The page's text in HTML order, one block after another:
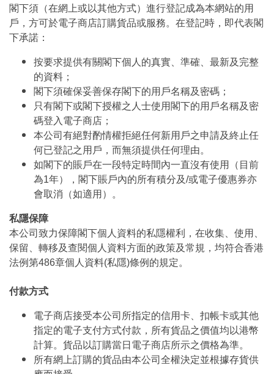
閣下須（在網上或以其他方式）進行登記成為本網站的用
戶，方可於電子商店訂購貨品或服務。在登記時，即代表閣
下承諾：
按要求提供有關閣下個人的真實、準確、最新及完整
的資料；
閣下須確保妥善保存閣下的用戶名稱及密碼；
只有閣下或閣下授權之人士使用閣下的用戶名稱及密
碼登入電子商店；
本公司有絕對酌情權拒絕任何新用戶之申請及終止任
何已登記之用戶，而無須提供任何理由。
如閣下的賬戶在一段特定時間內一直沒有使用（目前
為1年），閣下賬戶內的所有積分及/或電子優惠券亦
會取消（如適用）。
私隱保障
本公司致力保障閣下個人資料的私隱權利，在收集、使用、
保留、轉移及查閱個人資料方面的政策及常規，均符合香港
法例第486章個人資料(私隱)條例的規定。
付款方式
電子商店接受本公司所指定的信用卡、扣帳卡或其他
指定的電子支付方式付款，所有貨品之價值均以港幣
計算。貨品以訂購當日電子商店所示之價格為準。
所有網上訂購的貨品由本公司全權決定並根據存貨供